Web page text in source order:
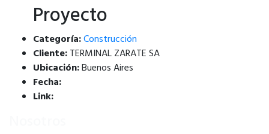
Proyecto
Categoría:Construcción
Cliente:TERMINAL ZARATE SA
Ubicación:Buenos Aires
Fecha:
Link: